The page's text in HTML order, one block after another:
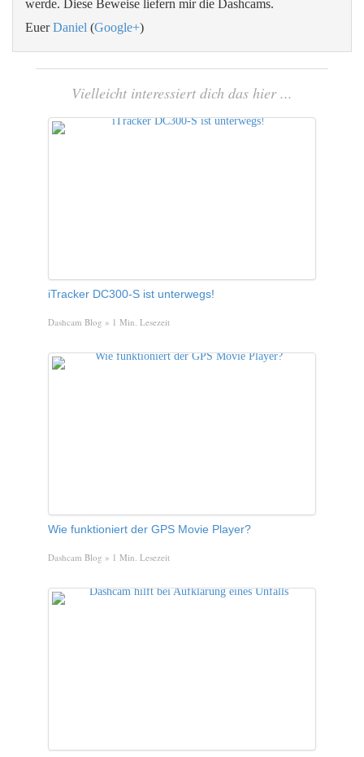
werde. Diese Beweise liefern mir die Dashcams.
EuerDaniel (Google+)
Vielleicht interessiert dich das hier ...
iTracker DC300-S ist unterwegs!
Dashcam Blog » 1 Min. Lesezeit
Wie funktioniert der GPS Movie Player?
Dashcam Blog » 1 Min. Lesezeit